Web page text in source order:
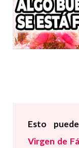
Esto
Virgen de